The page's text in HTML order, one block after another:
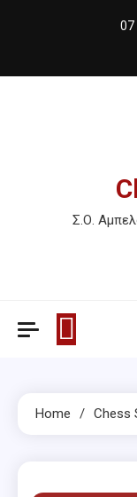
07
Σ.Ο.
Home Chess